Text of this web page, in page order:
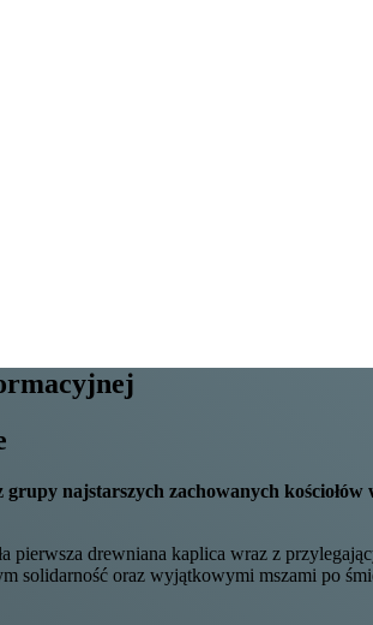
najstarszych zachowanych
pierwsza drewniana kaplica wraz z
solidarność oraz wyjątkowymi mszami po